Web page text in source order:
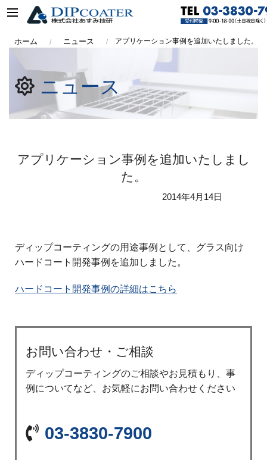
ホーム ニュース アプリケーション事例を追加いたしました。
ニュース
アプリケーション事例を追加いたしまし
た。
2014年4月14日
ディップコーティングの用途事例として、グラス向け
ハードコート開発事例を追加しました。
ハードコート開発事例の詳細はこちら
お問い合わせ・ご相談
ディップコーティングのご相談やお見積もり、事
例についてなど、お気軽にお問い合わせください
03-3830-7900